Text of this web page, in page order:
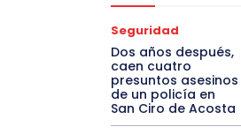
Seguridad
Dos años después,
caen cuatro
presuntos asesinos
de un policía en
San Ciro de Acosta